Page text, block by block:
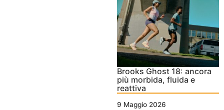
Brooks Ghost 18: ancora
più morbida, fluida e
reattiva
9 Maggio 2026